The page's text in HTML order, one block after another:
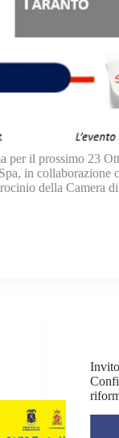
per il prossimo 23
in collaborazione
della Camera